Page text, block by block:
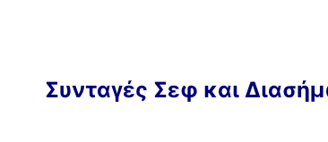
Συνταγές Σεφ και